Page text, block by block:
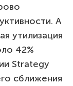
А
утилизация
42%
Strategy
сближения